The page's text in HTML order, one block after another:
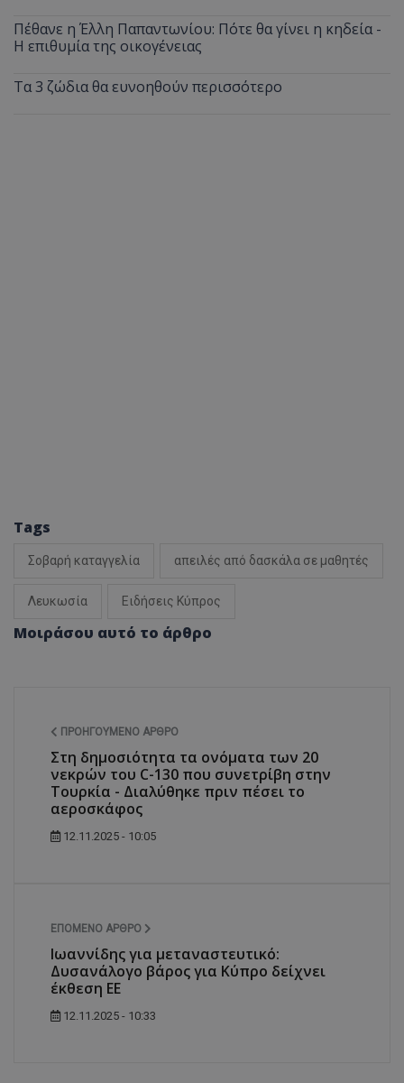
Πέθανε η Έλλη Παπαντωνίου: Πότε θα γίνει η κηδεία -
Η επιθυμία της οικογένειας
Τα 3 ζώδια θα ευνοηθούν περισσότερο
Tags
Σοβαρή καταγγελία απειλές από δασκάλα σε μαθητές
Λευκωσία Ειδήσεις Κύπρος
Μοιράσου αυτό το άρθρο
ΠΡΟΗΓΟΎΜΕΝΟ ΆΡΘΡΟ
Στη δημοσιότητα τα ονόματα των 20
νεκρών του C-130 που συνετρίβη στην
Τουρκία - Διαλύθηκε πριν πέσει το
αεροσκάφος
12.11.2025 - 10:05
ΕΠΌΜΕΝΟ ΆΡΘΡΟ
Ιωαννίδης για μεταναστευτικό:
Δυσανάλογο βάρος για Κύπρο δείχνει
έκθεση ΕΕ
12.11.2025 - 10:33